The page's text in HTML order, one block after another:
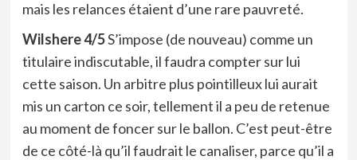
mais les relances étaient d’une rare pauvreté.
Wilshere 4/5S’impose (de nouveau) comme un
titulaire indiscutable, il faudra compter sur lui
cette saison. Un arbitre plus pointilleux lui aurait
mis un carton ce soir, tellement il a peu de retenue
au moment de foncer sur le ballon. C’est peut-être
de ce côté-là qu’il faudrait le canaliser, parce qu’il a